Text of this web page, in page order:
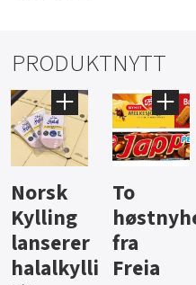
PRODUKTNYTT
Knalltall
for Açai
Bowl
Aass vil
bli
førstevalg
i lite-